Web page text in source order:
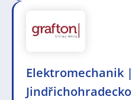
Elektromechanik |